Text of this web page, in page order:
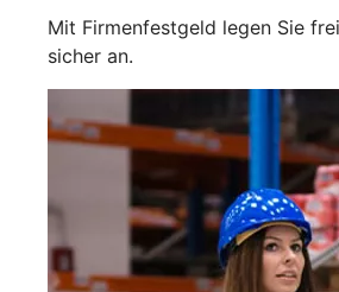
Mit Firmenfestgeld legen Sie
sicher an.